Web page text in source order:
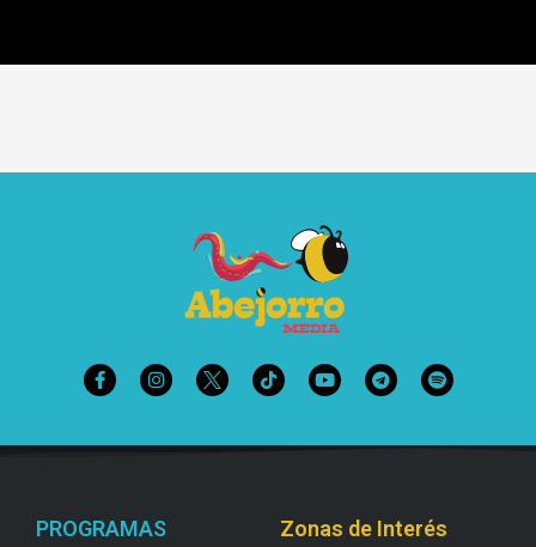
PROGRAMAS Zonas de Interés